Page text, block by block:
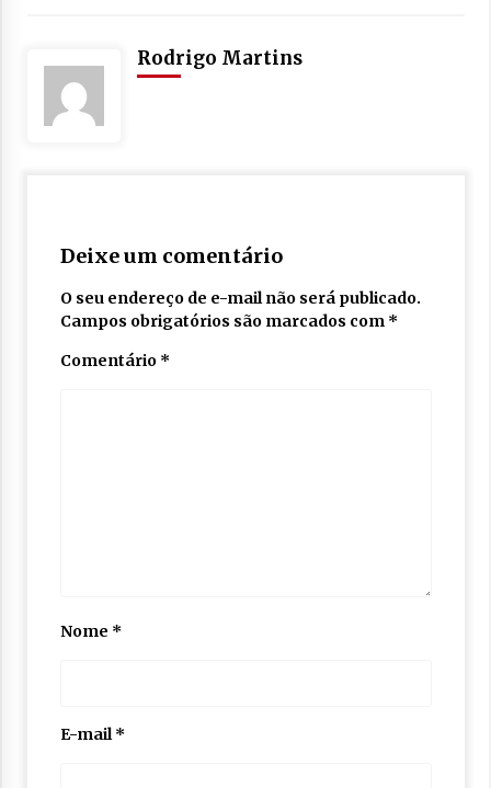
Rodrigo Martins
Deixe um comentário
O seu endereço de e-mail não será publicado.
Campos obrigatórios são marcados com *
Comentário *
Nome *
E-mail*